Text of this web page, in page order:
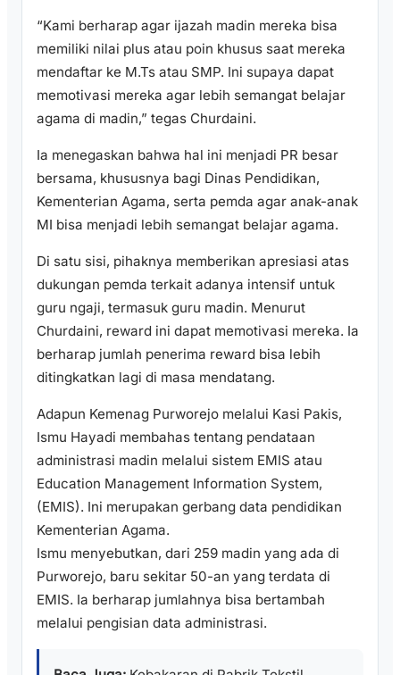
“Kami berharap agar ijazah madin mereka bisa
memiliki nilai plus atau poin khusus saat mereka
mendaftar ke M.Ts atau SMP. Ini supaya dapat
memotivasi mereka agar lebih semangat belajar
agama di madin,” tegas Churdaini.
Ia menegaskan bahwa hal ini menjadi PR besar
bersama, khususnya bagi Dinas Pendidikan,
Kementerian Agama, serta pemda agar anak-anak
MI bisa menjadi lebih semangat belajar agama.
Di satu sisi, pihaknya memberikan apresiasi atas
dukungan pemda terkait adanya intensif untuk
guru ngaji, termasuk guru madin. Menurut
Churdaini, reward ini dapat memotivasi mereka. Ia
berharap jumlah penerima reward bisa lebih
ditingkatkan lagi di masa mendatang.
Adapun Kemenag Purworejo melalui Kasi Pakis,
Ismu Hayadi membahas tentang pendataan
administrasi madin melalui sistem EMIS atau
Education Management Information System,
(EMIS). Ini merupakan gerbang data pendidikan
Kementerian Agama.
Ismu menyebutkan, dari 259 madin yang ada di
Purworejo, baru sekitar 50-an yang terdata di
EMIS. Ia berharap jumlahnya bisa bertambah
melalui pengisian data administrasi.